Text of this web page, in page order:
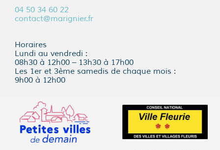
04 50 34 60 22
contact@marignier.fr
Horaires
Lundi au vendredi :
08h30 à 12h00 – 13h30 à 17h00
Les 1er et 3ème samedis de chaque mois :
9h00 à 12h00